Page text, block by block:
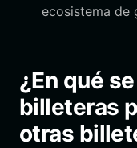
ecosistema de
¿En qué
billeteras
otras